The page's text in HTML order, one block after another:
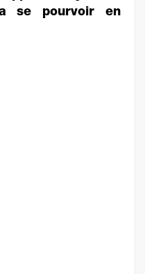
se pourvoir en